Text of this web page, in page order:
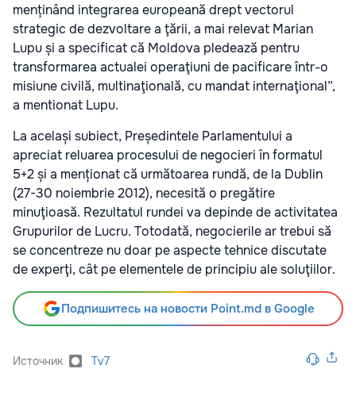
menținând integrarea europeană drept vectorul
strategic de dezvoltare a ţării, a mai relevat Marian
Lupu și a specificat că Moldova pledează pentru
transformarea actualei operaţiuni de pacificare într-o
misiune civilă, multinaţională, cu mandat internaţional”,
a mentionat Lupu.
La același subiect, Președintele Parlamentului a
apreciat reluarea procesului de negocieri în formatul
5+2 și a menționat că următoarea rundă, de la Dublin
(27-30 noiembrie 2012), necesită o pregătire
minuţioasă. Rezultatul rundei va depinde de activitatea
Grupurilor de Lucru. Totodată, negocierile ar trebui să
se concentreze nu doar pe aspecte tehnice discutate
de experţi, cât pe elementele de principiu ale soluţiilor.
Подпишитесь на новости Point.md в Google
Источник Tv7